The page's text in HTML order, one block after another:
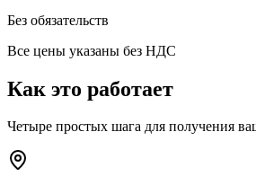
Без обязательств
Все цены указаны без НДС
Как это работает
Четыре простых шага для получения